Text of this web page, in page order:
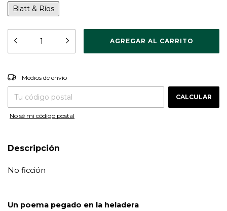
Blatt & Ríos
Entregas para el CP:
Medios de envío
CALCULAR
No sé mi código postal
Descripción
No ficción
Un poema pegado en la heladera